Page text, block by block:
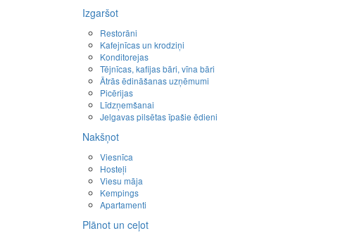
Izgaršot
Restorāni
Kafejnīcas un krodziņi
Konditorejas
Tējnīcas, kafijas bāri, vīna bāri
Ātrās ēdināšanas uzņēmumi
Picērijas
Līdzņemšanai
Jelgavas pilsētas īpašie ēdieni
Nakšņot
Viesnīca
Hosteļi
Viesu māja
Kempings
Apartamenti
Plānot un ceļot